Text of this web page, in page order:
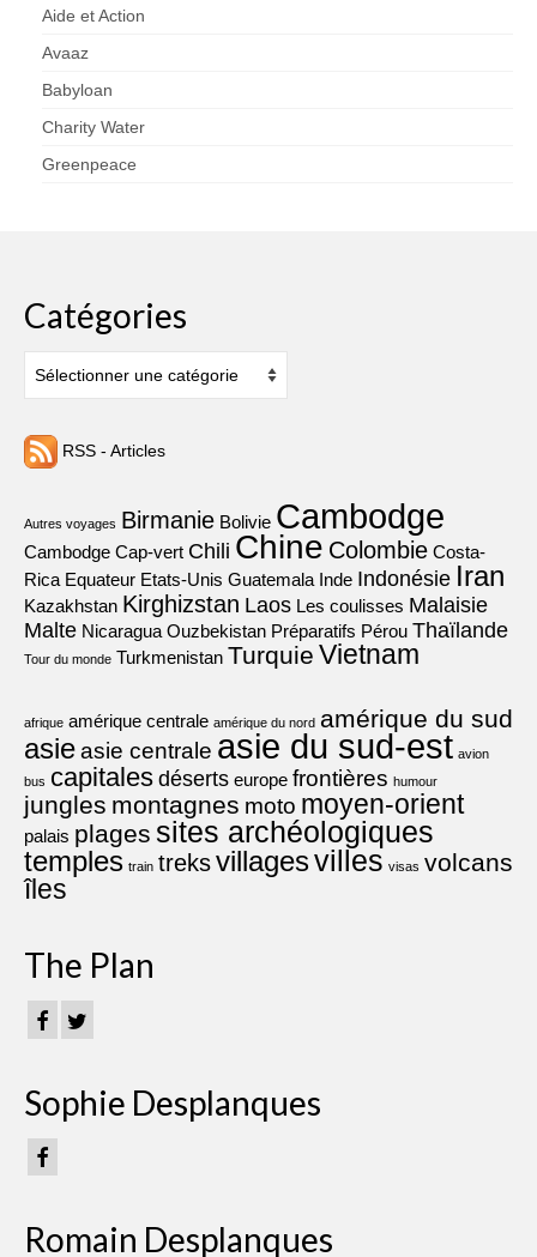
Aide et Action
Avaaz
Babyloan
Charity Water
Greenpeace
Catégories
RSS - Articles
Autres voyages Birmanie Bolivie Cambodge
Cambodge Cap-vert Chili Chine Colombie Costa-
Rica Equateur Etats-Unis Guatemala Inde Indonésie Iran
Kazakhstan Kirghizstan Laos Les coulisses Malaisie
Malte Nicaragua Ouzbekistan Préparatifs Pérou Thaïlande
Tour du monde Turkmenistan Turquie Vietnam
afrique amérique centrale amérique du nord amérique du sud
asieasie centrale asie du sud-est avion
bus capitales déserts europe frontières humour
jungles montagnes moto moyen-orient
palais plages sites archéologiques
temples train treksvillagesvilles visas volcans
îles
The Plan
Sophie Desplanques
Romain Desplanques